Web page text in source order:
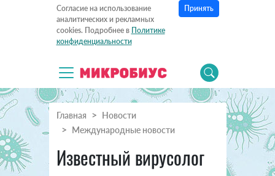
Согласие на использование
аналитических и рекламных
cookies. Подробнее в Политике
конфиденциальности
Принять
Главная
Новости
Международные новости
Известный вирусолог